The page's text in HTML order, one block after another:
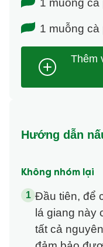
1 muỗng cà
1 muỗng cà
Hướng dẫn
Không nhóm lại
Đầu tiên, để
lá giang này
tất cả